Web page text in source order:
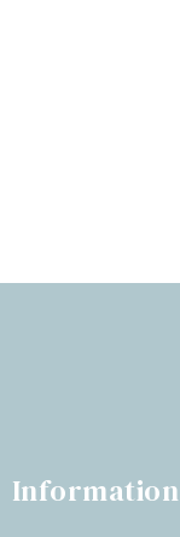
Information